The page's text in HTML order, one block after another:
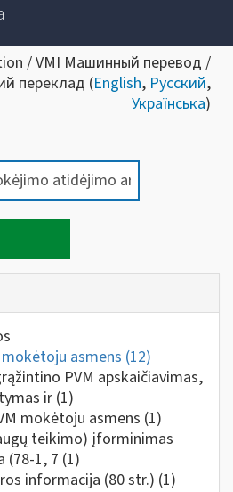
/ VMI Машинный перевод /
переклад (English, Русский,
Українська)
asmens (12)
PVM apskaičiavimas,
ir (1)
mokėtoju asmens (1)
teikimo) įforminimas
(78-1, 7 (1)
informacija (80 str.) (1)